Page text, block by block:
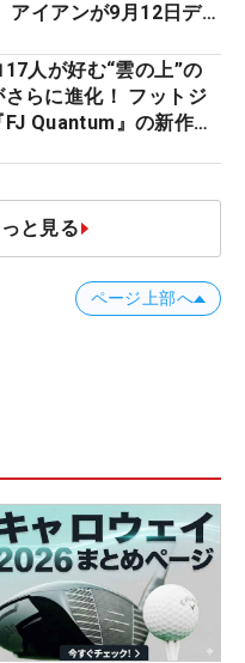
アイアンが9月12日デ
人が好む“雲の上”の
さらに進化！ フットジ
FJ Quantum』の新作を
と見る
ページ上部へ